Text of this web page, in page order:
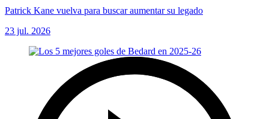
Patrick Kane vuelva para buscar aumentar su legado
23 jul. 2026